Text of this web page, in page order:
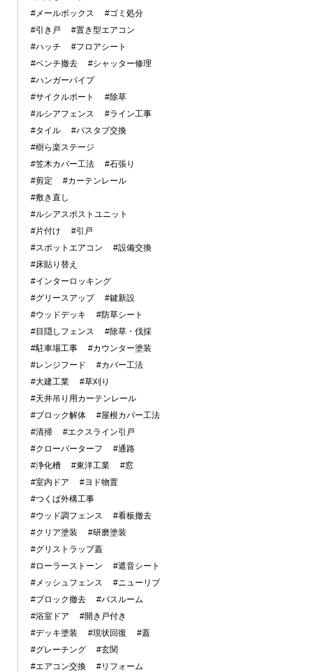
#メールボックス
#ゴミ処分
#引き戸
#置き型エアコン
#ハッチ
#フロアシート
#ベンチ撤去
#シャッター修理
#ハンガーパイプ
#サイクルポート
#除草
#ルシアフェンス
#ライン工事
#タイル
#バスタブ交換
#樹ら楽ステージ
#笠木カバー工法
#石張り
#剪定
#カーテンレール
#敷き直し
#ルシアスポストユニット
#片付け
#引戸
#スポットエアコン
#設備交換
#床貼り替え
#インターロッキング
#グリースアップ
#鍵新設
#ウッドデッキ
#防草シート
#目隠しフェンス
#除草・伐採
#駐車場工事
#カウンター塗装
#レンジフード
#カバー工法
#大建工業
#草刈り
#天井吊り用カーテンレール
#ブロック解体
#屋根カバー工法
#清掃
#エクスライン引戸
#クローバーターフ
#通路
#浄化槽
#東洋工業
#窓
#室内ドア
#ヨド物置
#つくば外構工事
#ウッド調フェンス
#看板撤去
#クリア塗装
#研磨塗装
#グリストラップ蓋
#ローラーストーン
#遮音シート
#メッシュフェンス
#ニューリブ
#ブロック撤去
#バスルーム
#浴室ドア
#開き戸付き
#デッキ塗装
#現状回復
#蓋
#グレーチング
#玄関
#エアコン交換
#リフォーム